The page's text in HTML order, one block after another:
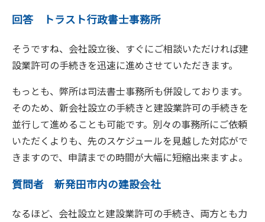
回答 トラスト行政書士事務所
そうですね、会社設立後、すぐにご相談いただければ建
設業許可の手続きを迅速に進めさせていただきます。
もっとも、弊所は司法書士事務所も併設しております。
そのため、新会社設立の手続きと建設業許可の手続きを
並行して進めることも可能です。別々の事務所にご依頼
いただくよりも、先のスケジュールを見越した対応がで
きますので、申請までの時間が大幅に短縮出来ますよ。
質問者 新発田市内の建設会社
なるほど、会社設立と建設業許可の手続き、両方とも力